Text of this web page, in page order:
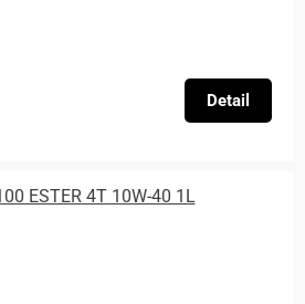
Detail
ESTER 4T 10W-40 1L